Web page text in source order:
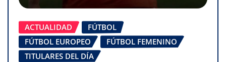
ACTUALIDAD
FÚTBOL
FÚTBOL EUROPEO
FÚTBOL FEMENINO
TITULARES DEL DÍA